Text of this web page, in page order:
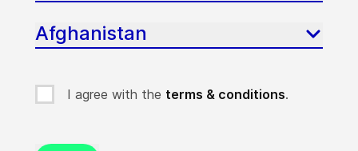
Afghanistan
I agree with the terms & conditions.